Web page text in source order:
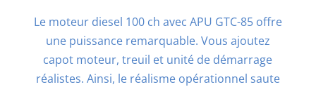
Le moteur diesel 100 ch avec APU GTC-85 offre
une puissance remarquable. Vous ajoutez
capot moteur, treuil et unité de démarrage
réalistes. Ainsi, le réalisme opérationnel saute